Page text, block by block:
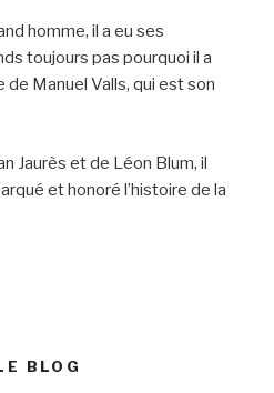
homme, il a eu ses
toujours pas pourquoi il a
Manuel Valls, qui est son
Jaurès et de Léon Blum, il
et honoré l’histoire de la
BLOG